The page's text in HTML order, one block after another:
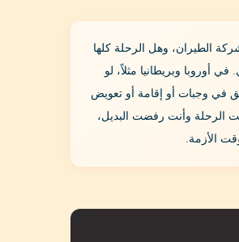
الطيران، وهل الرحلة كلها
أوروبا وبريطانيا مثلاً، لو
حق في وجبات أو إقامة أو تعويض
الرحلة وأنت رفضت البديل،
الأزمة.